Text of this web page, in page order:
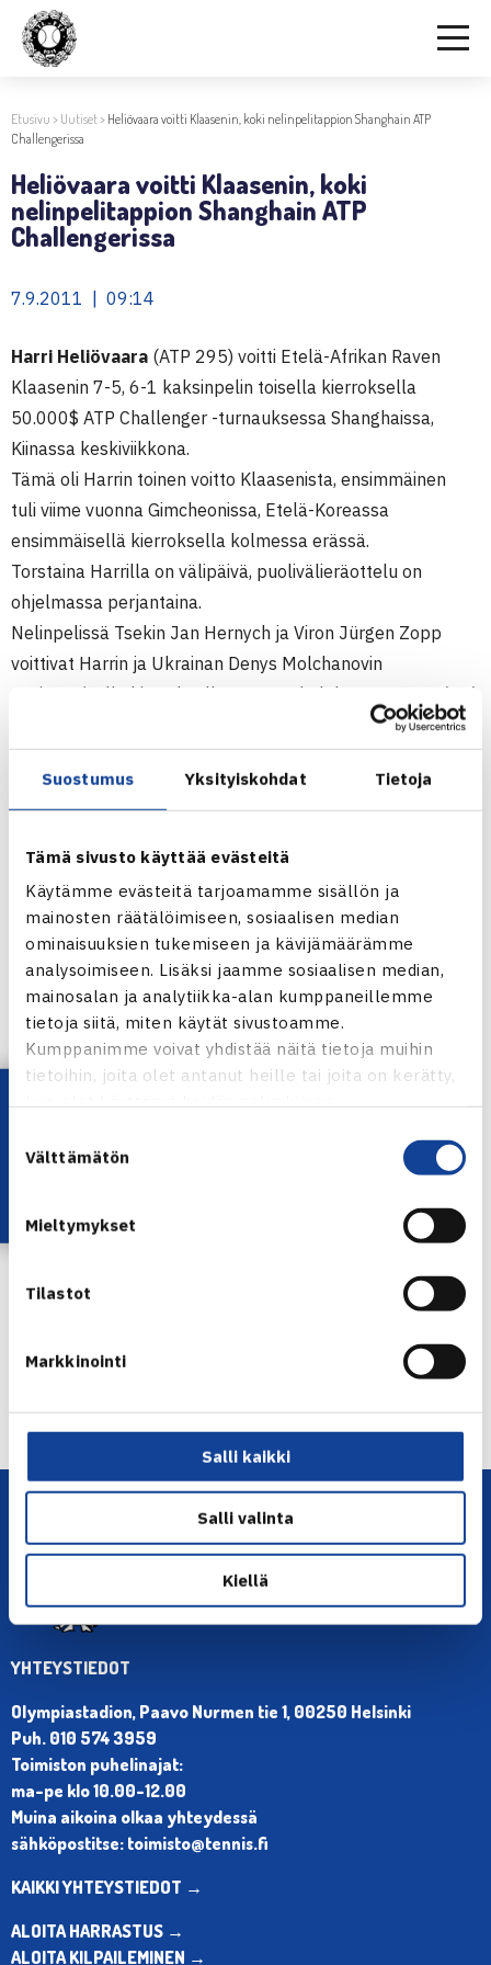
Suostumus Yksityiskohdat Tietoja
Tämä sivusto käyttää evästeitä
Käytämme evästeitä tarjoamamme sisällön ja
mainosten räätälöimiseen, sosiaalisen median
ominaisuuksien tukemiseen ja kävijämäärämme
analysoimiseen. Lisäksi jaamme sosiaalisen median,
mainosalan ja analytiikka-alan kumppaneillemme
tietoja siitä, miten käytät sivustoamme.
Kumppanimme voivat yhdistää näitä tietoja muihin
tietoihin, joita olet antanut heille tai joita on kerätty,
valinta
Välttämätön
Mieltymykset
Tilastot
Markkinointi
Salli kaikki
Salli valinta
Kiellä
Etusivu > Uutiset> Heliövaara voitti Klaasenin, koki nelinpelitappion Shanghain ATP
Challengerissa
Heliövaara voitti Klaasenin, koki
nelinpelitappion Shanghain ATP
Challengerissa
7.9.2011 | 09:14
Harri Heliövaara (ATP 295) voitti Etelä-Afrikan Raven
Klaasenin 7-5, 6-1 kaksinpelin toisella kierroksella
50.000$ ATP Challenger -turnauksessa Shanghaissa,
Kiinassa keskiviikkona.
Tämä oli Harrin toinen voitto Klaasenista, ensimmäinen
tuli viime vuonna Gimcheonissa, Etelä-Koreassa
ensimmäisellä kierroksella kolmessa erässä.
Torstaina Harrilla on välipäivä, puolivälieräottelu on
ohjelmassa perjantaina.
Nelinpelissä Tsekin Jan Hernych ja Viron Jürgen Zopp
voittivat Harrin ja Ukrainan Denys Molchanovin
ensimmäisellä kierroksella suoraan kahdessa erässä. (RN)
50.000$ ATP Challenger
5.-11.9.2011 Shanghai, Kiina
Kaksinpeli
Nelinpeli
1.kierrosta: Jan Hernych Tsekki/Jürgen Zopp Viro – Harri
Heliövaara/Denys Molchanov Ukraia 64 63
Shanghain ATP Challenger verkossa
Harri Heliövaaran verkkosivut
Seuraava uutinen: Reinwein voitti Micke… →
Lataa OmaTennis!
YHTEYSTIEDOT
Olympiastadion, Paavo Nurmen tie 1, 00250 Helsinki
Puh. 010 574 3959
Toimiston puhelinajat:
ma-pe klo 10.00-12.00
Muina aikoina olkaa yhteydessä
sähköpostitse: toimisto@tennis.fi
KAIKKI YHTEYSTIEDOT →
ALOITA HARRASTUS →
ALOITA KILPAILEMINEN →